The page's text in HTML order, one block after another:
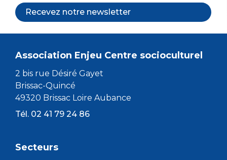
Recevez notre newsletter
Association Enjeu Centre socioculturel
2 bis rue Désiré Gayet
Brissac-Quincé
49320 Brissac Loire Aubance
Tél. 02 41 79 24 86
Secteurs